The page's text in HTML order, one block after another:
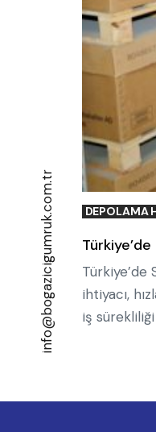
info@bogazicigumruk.com.tr DEPOLAMA
ihtiyacı,
iş